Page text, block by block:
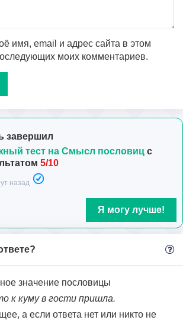
имя, email и адрес сайта в этом
моих комментариев.
завершил
тест на Смысл пословиц с
5/10
назад
Я могу лучше!
значение пословицы
к куму в гости пришла.
а если ответа нет или никто не